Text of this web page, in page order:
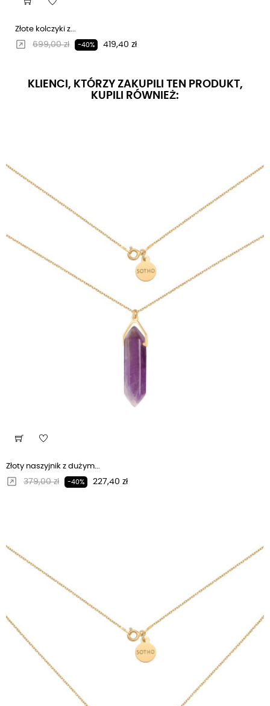
Złote kolczyki z...
Regularna cena
699,00 zł -40% Cena
419,40 zł
KLIENCI, KTÓRZY ZAKUPILI TEN PRODUKT,
KUPILI RÓWNIEŻ:
Złoty naszyjnik z dużym...
Regularna cena
379,00 zł -40% Cena
227,40 zł